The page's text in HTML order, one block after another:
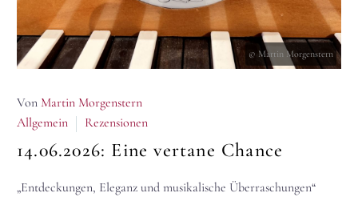
© Martin Morgenstern
Von Martin Morgenstern
Allgemein
Rezensionen
14.06.2026: Eine vertane Chance
„Entdeckungen, Eleganz und musikalische Überraschungen“